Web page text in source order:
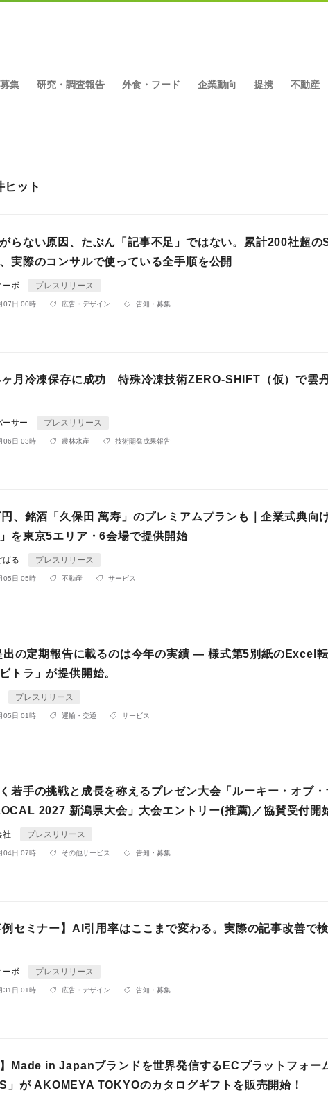
集 研究・調査報告 外食・フード 企業動向 提携 不動産
ヒット
らない原因、たぶん「記事不足」ではない。累計200社超の
実際のコンサルで使っている全手順を公開
ーボ プレスリリース
07日 00時 広告・デザイン 告知・募集
月冷凍保存に成功 特殊冷凍技術ZERO-SHIFT（仮）で雲
ーサー プレスリリース
06日 03時 農林水産 技術開発成果報告
、銘酒「久保田 萬寿」のプレミアムプランも｜企業式典向
を東京5エリア・6会場で提供開始
ばる プレスリリース
05日 05時 不動産 サービス
出の定期報告に載るのは今年の実績 — 様式第5別紙のExcel
トラ」が提供開始。
プレスリリース
05日 01時 運輸・交通 サービス
若手の挑戦と成長を称えるプレゼン大会「ルーキー・オブ
2027 新潟県大会」大会エントリー(推薦)／協賛受付開
社 プレスリリース
04日 07時 その他サービス 告知・募集
例セミナー】AI引用率はここまで変わる。実際の記事改善で
ーボ プレスリリース
31日 01時 広告・デザイン 告知・募集
】Made in Japanブランドを世界発信するECプラットフォー
」が AKOMEYA TOKYOのカタログギフトを販売開始！